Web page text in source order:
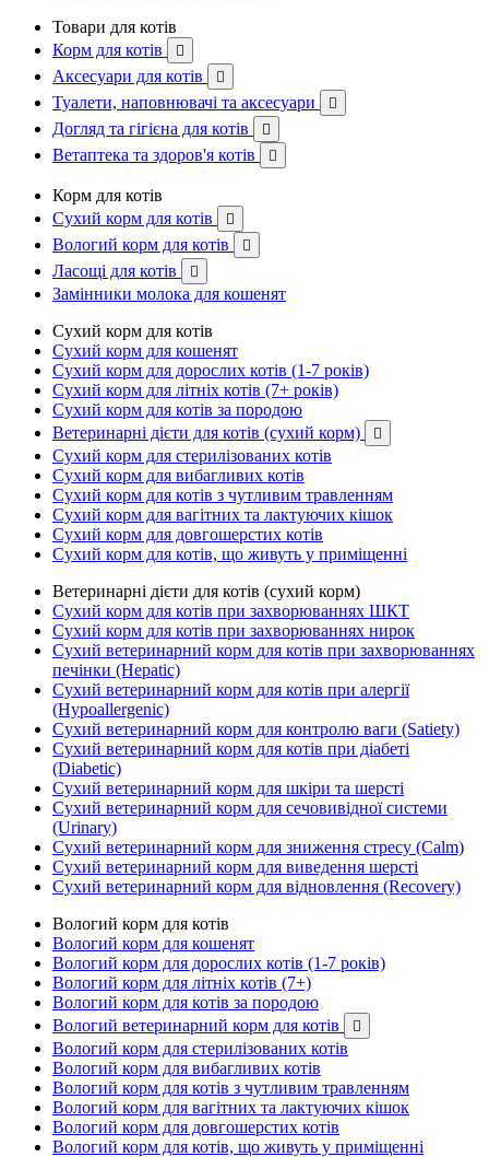
Товари для котів
Корм для котів

Аксесуари для котів 
Туалети, наповнювачі та аксесуари 
Догляд та гігієна для котів 
Ветаптека та здоров'я котів 
Корм для котів
Сухий корм для котів

Вологий корм для котів 
Ласощі для котів 
Замінники молока для кошенят
Сухий корм для котів
Сухий корм для кошенят
Сухий корм для дорослих котів (1-7 років)
Сухий корм для літніх котів (7+ років)
Сухий корм для котів за породою
Ветеринарні дієти для котів (сухий корм)

Сухий корм для стерилізованих котів
Сухий корм для вибагливих котів
Сухий корм для котів з чутливим травленням
Сухий корм для вагітних та лактуючих кішок
Сухий корм для довгошерстих котів
Сухий корм для котів, що живуть у приміщенні
Ветеринарні дієти для котів (сухий корм)
Сухий корм для котів при захворюваннях ШКТ
Сухий корм для котів при захворюваннях нирок
Сухий ветеринарний корм для котів при захворюваннях
печінки (Hepatic)
Сухий ветеринарний корм для котів при алергії
(Hypoallergenic)
Сухий ветеринарний корм для контролю ваги (Satiety)
Сухий ветеринарний корм для котів при діабеті
(Diabetic)
Сухий ветеринарний корм для шкіри та шерсті
Сухий ветеринарний корм для сечовивідної системи
(Urinary)
Сухий ветеринарний корм для зниження стресу (Calm)
Сухий ветеринарний корм для виведення шерсті
Сухий ветеринарний корм для відновлення (Recovery)
Вологий корм для котів
Вологий корм для кошенят
Вологий корм для дорослих котів (1-7 років)
Вологий корм для літніх котів (7+)
Вологий корм для котів за породою
Вологий ветеринарний корм для котів

Вологий корм для стерилізованих котів
Вологий корм для вибагливих котів
Вологий корм для котів з чутливим травленням
Вологий корм для вагітних та лактуючих кішок
Вологий корм для довгошерстих котів
Вологий корм для котів, що живуть у приміщенні